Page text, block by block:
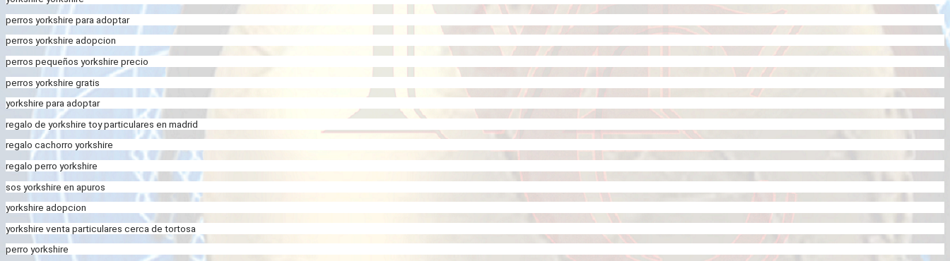
perros yorkshire para adoptar
perros yorkshire adopcion
perros pequeños yorkshire precio
perros yorkshire gratis
yorkshire para adoptar
regalo de yorkshire toy particulares en madrid
regalo cachorro yorkshire
regalo perro yorkshire
sos yorkshire en apuros
yorkshire adopcion
yorkshire venta particulares cerca de tortosa
perro yorkshire